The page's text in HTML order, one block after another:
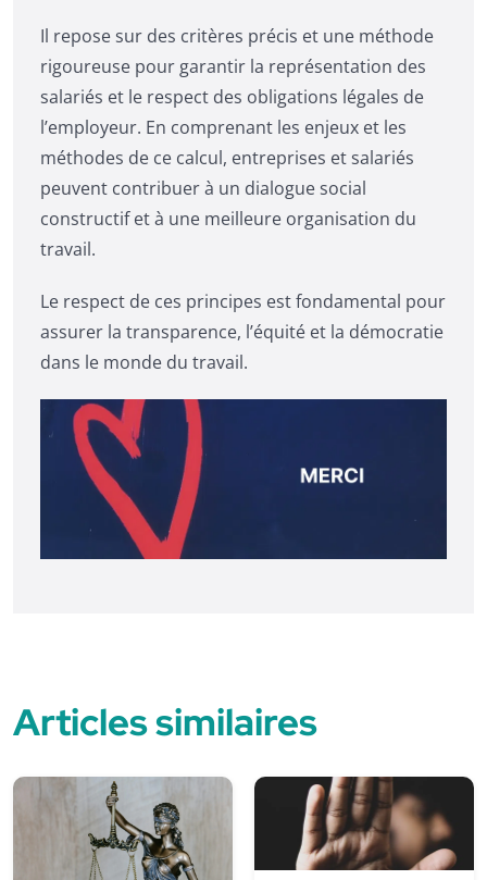
Il repose sur des critères précis et une méthode
rigoureuse pour garantir la représentation des
salariés et le respect des obligations légales de
l’employeur. En comprenant les enjeux et les
méthodes de ce calcul, entreprises et salariés
peuvent contribuer à un dialogue social
constructif et à une meilleure organisation du
travail.
Le respect de ces principes est fondamental pour
assurer la transparence, l’équité et la démocratie
dans le monde du travail.
Articles similaires